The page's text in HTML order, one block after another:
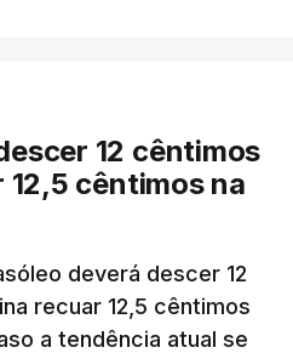
12 cêntimos
cêntimos na
deverá descer 12
recuar 12,5 cêntimos
a tendência atual se